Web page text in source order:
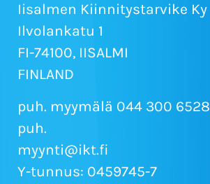
Iisalmen Kiinnitystarvike Ky
Ilvolankatu 1
FI-74100, IISALMI
FINLAND
puh. myymälä 044 300 6528
puh.
myynti@ikt.fi
Y-tunnus: 0459745-7